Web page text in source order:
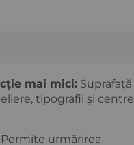
mai mici: Suprafață
tipografii și centre
Permite urmărirea